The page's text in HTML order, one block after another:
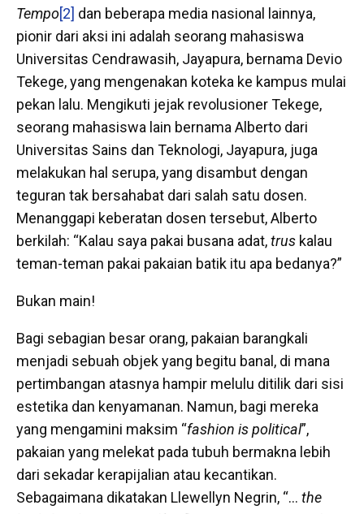
Tempo[2] dan beberapa media nasional lainnya,
pionir dari aksi ini adalah seorang mahasiswa
Universitas Cendrawasih, Jayapura, bernama Devio
Tekege, yang mengenakan koteka ke kampus mulai
pekan lalu. Mengikuti jejak revolusioner Tekege,
seorang mahasiswa lain bernama Alberto dari
Universitas Sains dan Teknologi, Jayapura, juga
melakukan hal serupa, yang disambut dengan
teguran tak bersahabat dari salah satu dosen.
Menanggapi keberatan dosen tersebut, Alberto
berkilah: “Kalau saya pakai busana adat,trus kalau
teman-teman pakai pakaian batik itu apa bedanya?”
Bukan main!
Bagi sebagian besar orang, pakaian barangkali
menjadi sebuah objek yang begitu banal, di mana
pertimbangan atasnya hampir melulu ditilik dari sisi
estetika dan kenyamanan. Namun, bagi mereka
yang mengamini maksim “fashion is political”,
pakaian yang melekat pada tubuh bermakna lebih
dari sekadar kerapijalian atau kecantikan.
Sebagaimana dikatakan Llewellyn Negrin, “… the